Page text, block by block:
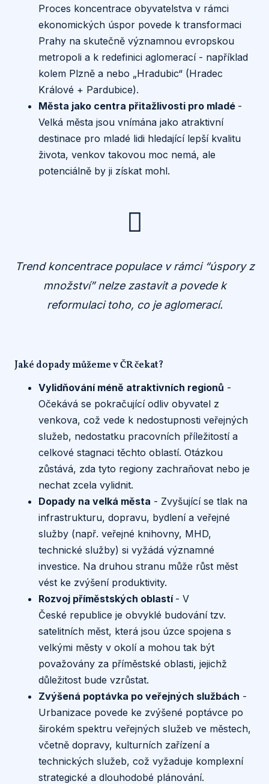
Proces koncentrace obyvatelstva v rámci
ekonomických úspor povede k transformaci
Prahy na skutečně významnou evropskou
metropoli a k redefinici aglomerací - například
kolem Plzně a nebo „Hradubic“ (Hradec
Králové + Pardubice).
Města jako centra přitažlivosti pro mladé -
Velká města jsou vnímána jako atraktivní
destinace pro mladé lidi hledající lepší kvalitu
života, venkov takovou moc nemá, ale
potenciálně by ji získat mohl.
Trend koncentrace populace v rámci “úspory z
množství” nelze zastavit a povede k
reformulaci toho, co je aglomerací.
Jaké dopady můžeme v ČR čekat?
Vylidňování méně atraktivních regionů -
Očekává se pokračující odliv obyvatel z
venkova, což vede k nedostupnosti veřejných
služeb, nedostatku pracovních příležitostí a
celkové stagnaci těchto oblastí. Otázkou
zůstává, zda tyto regiony zachraňovat nebo je
nechat zcela vylidnit.
Dopady na velká města - Zvyšující se tlak na
infrastrukturu, dopravu, bydlení a veřejné
služby (např. veřejné knihovny, MHD,
technické služby) si vyžádá významné
investice. Na druhou stranu může růst měst
vést ke zvýšení produktivity.
Rozvoj příměstských oblastí - V
České republice je obvyklé budování tzv.
satelitních měst, která jsou úzce spojena s
velkými městy v okolí a mohou tak být
považovány za příměstské oblasti, jejichž
důležitost bude vzrůstat.
Zvýšená poptávka po veřejných službách -
Urbanizace povede ke zvýšené poptávce po
širokém spektru veřejných služeb ve městech,
včetně dopravy, kulturních zařízení a
technických služeb, což vyžaduje komplexní
strategické a dlouhodobé plánování.